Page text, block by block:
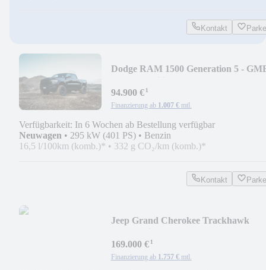
Kontakt
Dodge RAM 1500 Generation 5 -
94.900 €¹
Finanzierung ab 1.007 € mtl.
Verfügbarkeit: In 6 Wochen ab Bestellung verfügbar
Neuwagen • 295 kW (401 PS) • Benzin
16,5 l/100km (komb.)* • 332 g CO₂/km (komb.)*
Kontakt
Jeep Grand Cherokee Trackhawk
169.000 €¹
Finanzierung ab 1.757 € mtl.